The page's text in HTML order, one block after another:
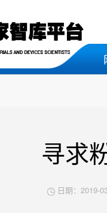
寻求
 日期：2019-